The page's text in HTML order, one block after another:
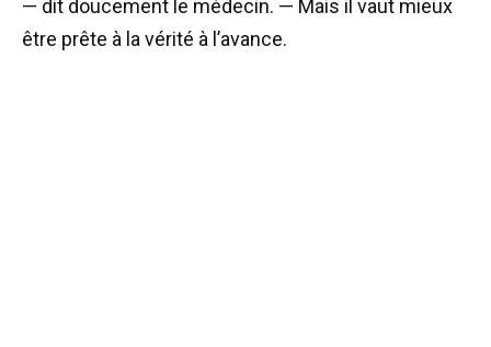
— dit doucement le médecin. — Mais il vaut mieux
être prête à la vérité à l’avance.